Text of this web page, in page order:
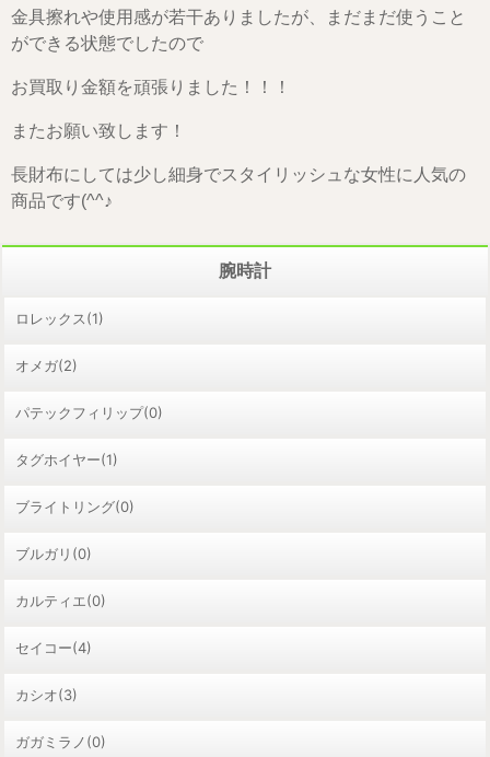
金具擦れや使用感が若干ありましたが、まだまだ使うこと
ができる状態でしたので
お買取り金額を頑張りました！！！
またお願い致します！
長財布にしては少し細身でスタイリッシュな女性に人気の
商品です(^^♪
腕時計
ロレックス(1)
オメガ(2)
パテックフィリップ(0)
タグホイヤー(1)
ブライトリング(0)
ブルガリ(0)
カルティエ(0)
セイコー(4)
カシオ(3)
ガガミラノ(0)